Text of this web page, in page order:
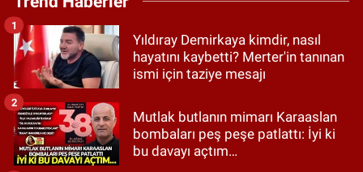
Yıldıray Demirkaya kimdir, nasıl
hayatını kaybetti? Merter'in tanınan
ismi için taziye mesajı
1
Mutlak butlanın mimarı Karaaslan
bombaları peş peşe patlattı: İyi ki
bu davayı açtım…
2